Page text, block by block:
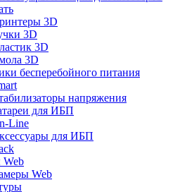
3D
3D
3D
3D
бесперебойного питания
напряжения
для ИБП
Line
для ИБП
Web